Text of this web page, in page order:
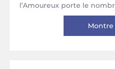
l’Amoureux porte le
Montre